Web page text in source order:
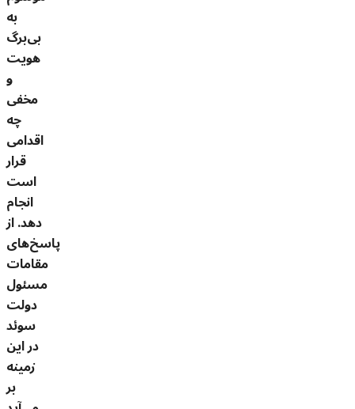
به
بی‌برگ
هویت
و
مخفی
چه
اقدامی
قرار
است
انجام
دهد. از
پاسخ‌های
مقامات
مسئول
دولت
سوئد
در این
زمینه
بر